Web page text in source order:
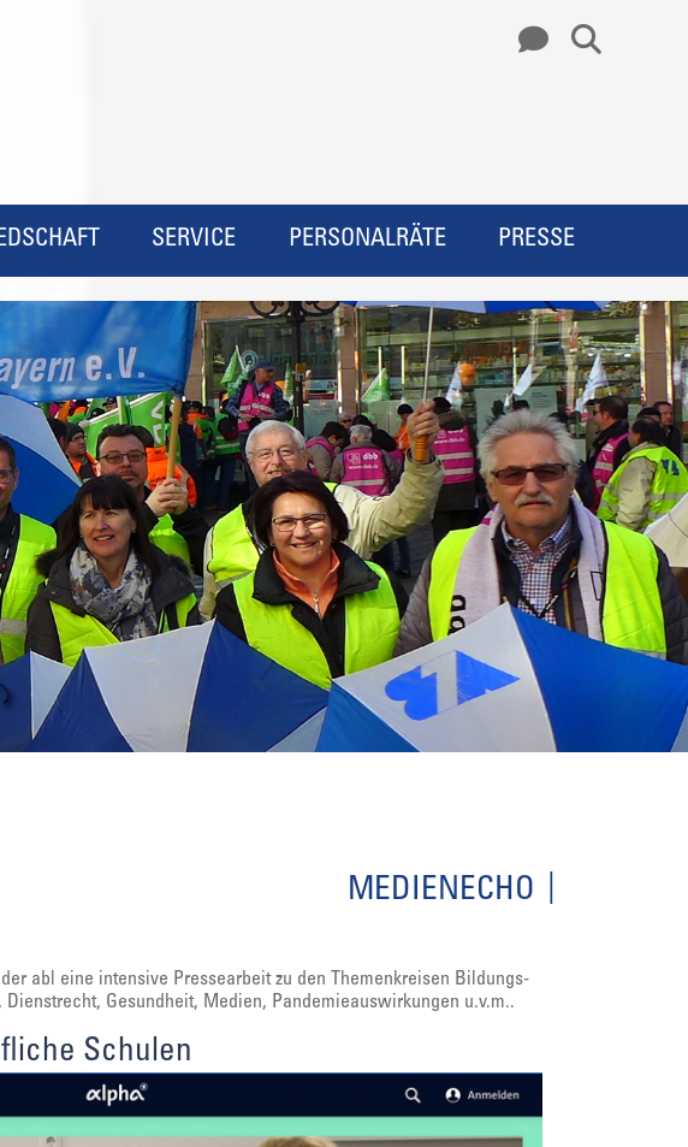
SERVICE PERSONALRÄTE PRESSE
MEDIENECHO
abl eine intensive Pressearbeit zu den Themenkreisen Bildungs-
Gesundheit, Medien, Pandemieauswirkungen u.v.m..
Schulen